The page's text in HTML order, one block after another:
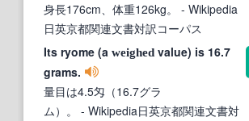
身長176cm、体重126kg。
- Wikipedia
日英京都関連文書対訳コーパス
Its ryome (a weighed value) is 16.7
grams.
量目は4.5匁（16.7グラ
ム）。
- Wikipedia日英京都関連文書対